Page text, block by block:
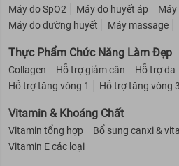
Máy đo SpO2 Máy đo huyết áp
Máy đo đường huyết
Máy massage
Thực Phẩm Chức Năng Làm Đẹp
Collagen Hỗ trợ giảm cân Hỗ trợ da
Hỗ trợ tăng vòng 1
Hỗ trợ tăng vòng 3
Vitamin & Khoáng Chất
Vitamin tổng hợp Bổ sung canxi &
Vitamin E các loại